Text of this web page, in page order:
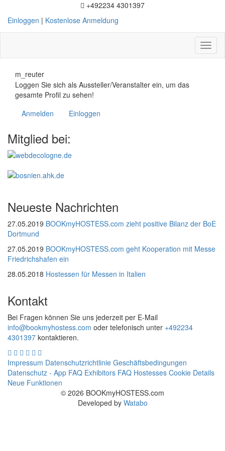
+492234 4301397
Einloggen | Kostenlose Anmeldung
m_reuter
Loggen Sie sich als Aussteller/Veranstalter ein, um das
gesamte Profil zu sehen!
Anmelden
Einloggen
Mitglied bei:
Neueste Nachrichten
27.05.2019 BOOKmyHOSTESS.com zieht positive Bilanz der BoE
Dortmund
27.05.2019 BOOKmyHOSTESS.com geht Kooperation mit Messe
Friedrichshafen ein
28.05.2018 Hostessen für Messen in Italien
Kontakt
Bei Fragen können Sie uns jederzeit per E-Mail
info@bookmyhostess.com oder telefonisch unter +492234
4301397 kontaktieren.
Impressum Datenschutzrichtlinie Geschäftsbedingungen
Datenschutz - App FAQ Exhibitors FAQ Hostesses Cookie Details
Neue Funktionen
© 2026 BOOKmyHOSTESS.com
Developed by Watabo